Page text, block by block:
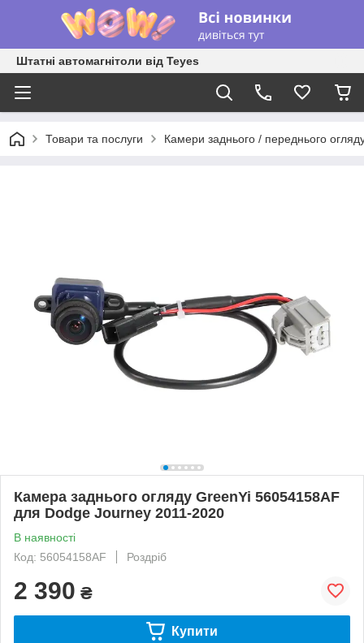
Штатні автомагнітоли від Teyes
Товари та послуги Камери заднього / переднього
Камера заднього огляду GreenYi 56054158AF
для Dodge Journey 2011-2020
В наявності
Код: 56054158AF
Роздріб
2 390 ₴
Купити